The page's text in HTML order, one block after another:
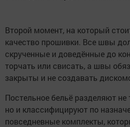
Второй момент, на который
качество прошивки. Все швы
скрученные и доведённые до
торчать или свисать, а швы
закрыты и не создавать
Постельное бельё разделяют не
но и классифицируют по
повседневные комплекты,